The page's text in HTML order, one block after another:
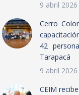
9 abril 2026
Cerro
42
Tarapacá
9 abril 2026
CEIM